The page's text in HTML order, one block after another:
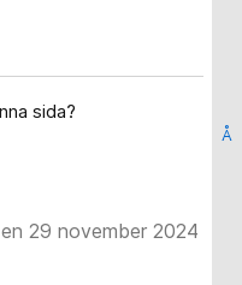
Å
sida?
29 november 2024